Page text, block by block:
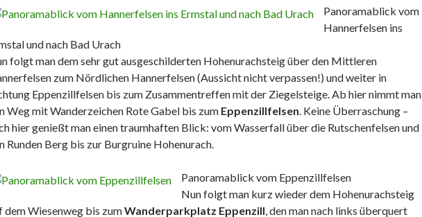
Panoramablick vom
Hannerfelsen ins
und nach Bad Urach
folgt man dem sehr gut ausgeschilderten Hohenurachsteig über den Mittleren
zum Nördlichen Hannerfelsen (Aussicht nicht verpassen!) und weiter in
Eppenzillfelsen bis zum Zusammentreffen mit der Ziegelsteige. Ab hier nimmt man
Weg mit Wanderzeichen Rote Gabel bis zum Eppenzillfelsen. Keine Überraschung –
hier genießt man einen traumhaften Blick: vom Wasserfall über die Rutschenfelsen und
Runden Berg bis zur Burgruine Hohenurach.
Panoramablick vom Eppenzillfelsen
Nun folgt man kurz wieder dem Hohenurachsteig
dem Wiesenweg bis zumWanderparkplatz Eppenzill, den man nach links überquert